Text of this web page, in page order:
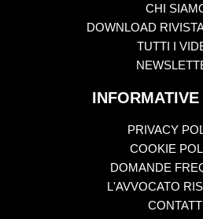
CHI
DOWNLOAD
TUTTI I
PRIVACY
COOKIE
DOMANDE
L'AVVOCATO